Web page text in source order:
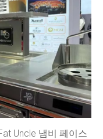
Uncle 냄비 페이스